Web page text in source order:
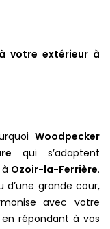
votre extérieur à
Woodpecker
qui s’adaptent
Ozoir-la-Ferrière.
d’une grande cour,
avec votre
répondant à vos